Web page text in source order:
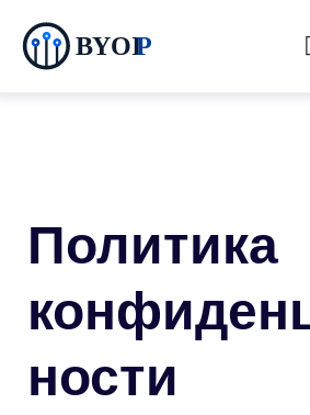
Политика
ности